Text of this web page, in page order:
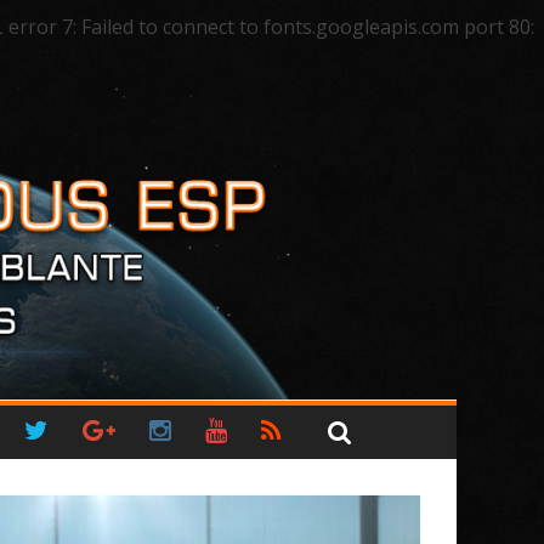
7: Failed to connect to fonts.googleapis.com port 80: